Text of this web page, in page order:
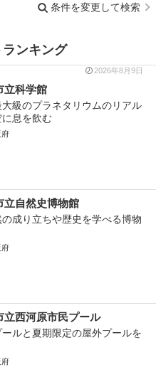
条件を変更して検索
ンキング
2026年8月9日
立科学館
級のプラネタリウムのリアル
に息を飲む
府
立自然史博物館
の成り立ちや歴史を学べる博物
府
立西河原市民プール
ールと夏期限定の屋外プールを
府